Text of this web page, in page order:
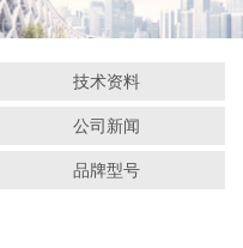
技术资料
公司新闻
品牌型号